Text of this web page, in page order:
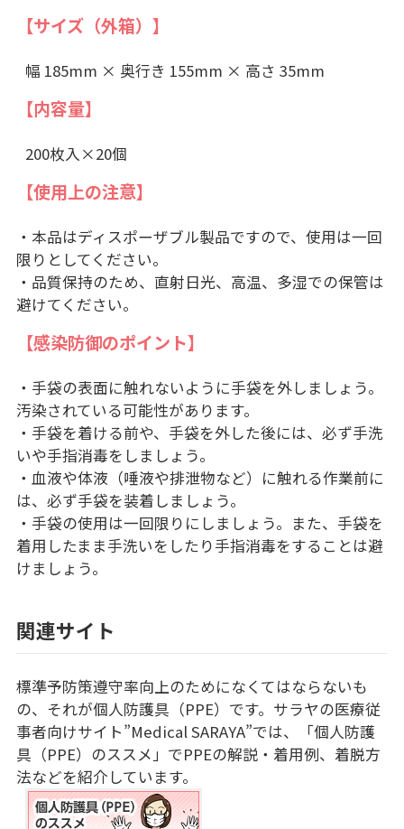
【サイズ（外箱）】
幅 185mm × 奥行き 155mm × 高さ 35mm
【内容量】
200枚入×20個
【使用上の注意】
・本品はディスポーザブル製品ですので、使用は一回
限りとしてください。
・品質保持のため、直射日光、高温、多湿での保管は
避けてください。
【感染防御のポイント】
・手袋の表面に触れないように手袋を外しましょう。
汚染されている可能性があります。
・手袋を着ける前や、手袋を外した後には、必ず手洗
いや手指消毒をしましょう。
・血液や体液（唾液や排泄物など）に触れる作業前に
は、必ず手袋を装着しましょう。
・手袋の使用は一回限りにしましょう。また、手袋を
着用したまま手洗いをしたり手指消毒をすることは避
けましょう。
関連サイト
標準予防策遵守率向上のためになくてはならないも
の、それが個人防護具（PPE）です。サラヤの医療従
事者向けサイト”Medical SARAYA”では、「個人防護
具（PPE）のススメ」でPPEの解説・着用例、着脱方
法などを紹介しています。